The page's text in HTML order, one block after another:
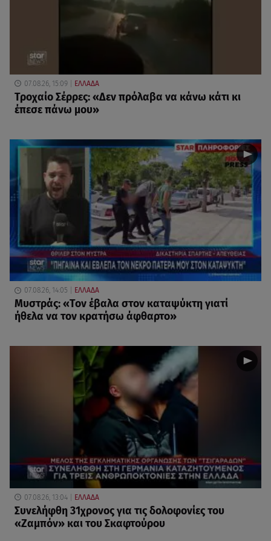
07.08.26, 15:09 ΕΛΛΑΔΑ
Τροχαίο Σέρρες: «Δεν πρόλαβα να κάνω κάτι κι
έπεσε πάνω μου»
07.08.26, 14:05 ΕΛΛΑΔΑ
Μυστράς: «Τον έβαλα στον καταψύκτη γιατί
ήθελα να τον κρατήσω άφθαρτο»
07.08.26, 13:04 ΕΛΛΑΔΑ
Συνελήφθη 31χρονος για τις δολοφονίες του
«Ζαμπόν» και του Σκαφτούρου